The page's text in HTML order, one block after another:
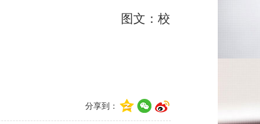
校
分享到：